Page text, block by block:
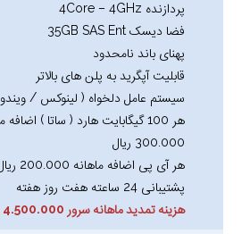
پردازنده 4Core – 4GHz
فضا دیسک 35GB SAS Ent
پهنای باند نامحدود
قابلیت آپگرید به پلن های بالاتر
سیستم عامل دلخواه ( لینوکس /
هر 100 گیگابایت هارد ( ساتا ) اضافه
300.000 ریال
هر آی پی اضافه ماهانه 200.000 ریال
پشتیبانی 24 ساعته هفت روز هفته
هزینه تمدید ماهانه سرور 4.500.000 ریال